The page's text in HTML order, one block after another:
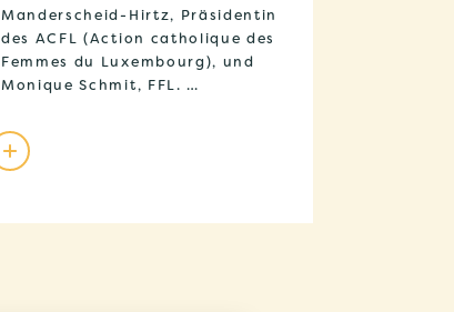
Manderscheid-Hirtz, Präsidentin
des ACFL (Action catholique des
Femmes du Luxembourg), und
Monique Schmit, FFL. …